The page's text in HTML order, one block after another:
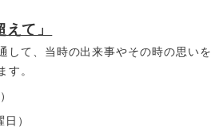
て」
して、当時の出来事やその時の思いを
す。
）